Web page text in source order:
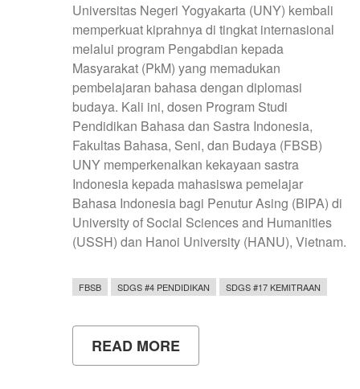
Universitas Negeri Yogyakarta (UNY) kembali
memperkuat kiprahnya di tingkat internasional
melalui program Pengabdian kepada
Masyarakat (PkM) yang memadukan
pembelajaran bahasa dengan diplomasi
budaya. Kali ini, dosen Program Studi
Pendidikan Bahasa dan Sastra Indonesia,
Fakultas Bahasa, Seni, dan Budaya (FBSB)
UNY memperkenalkan kekayaan sastra
Indonesia kepada mahasiswa pemelajar
Bahasa Indonesia bagi Penutur Asing (BIPA) di
University of Social Sciences and Humanities
(USSH) dan Hanoi University (HANU), Vietnam.
FBSB SDGS #4 PENDIDIKAN SDGS #17 KEMITRAAN
READ MORE
UNY